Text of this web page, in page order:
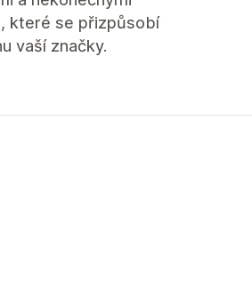
které se přizpůsobí
vaší značky.